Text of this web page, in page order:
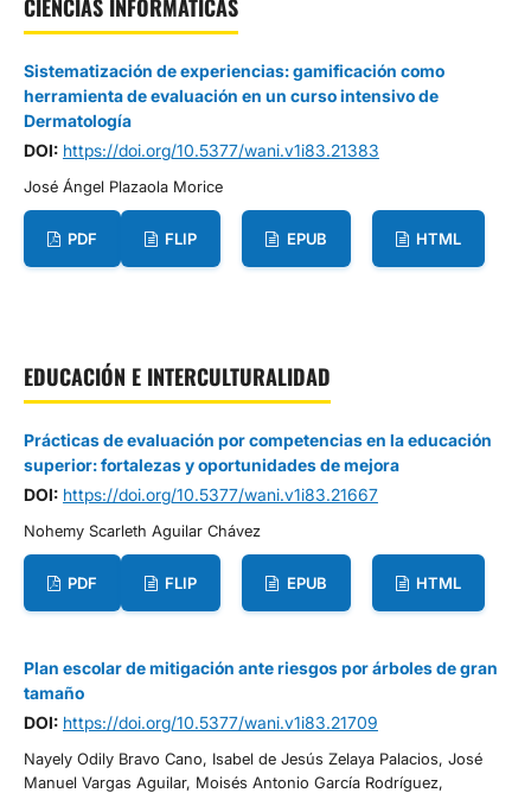
CIENCIAS INFORMÁTICAS
Sistematización de experiencias: gamificación como
herramienta de evaluación en un curso intensivo de
Dermatología
DOI: https://doi.org/10.5377/wani.v1i83.21383
José Ángel Plazaola Morice
PDF FLIP EPUB HTML
EDUCACIÓN E INTERCULTURALIDAD
Prácticas de evaluación por competencias en la educación
superior: fortalezas y oportunidades de mejora
DOI: https://doi.org/10.5377/wani.v1i83.21667
Nohemy Scarleth Aguilar Chávez
PDF FLIP EPUB HTML
Plan escolar de mitigación ante riesgos por árboles de gran
tamaño
DOI: https://doi.org/10.5377/wani.v1i83.21709
Nayely Odily Bravo Cano, Isabel de Jesús Zelaya Palacios, José
Manuel Vargas Aguilar, Moisés Antonio García Rodríguez,